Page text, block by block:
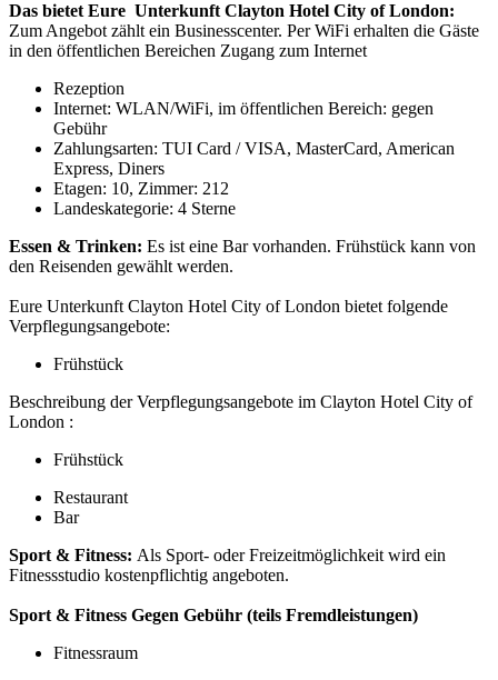
Das bietet Eure Unterkunft Clayton Hotel City of London:
Zum Angebot zählt ein Businesscenter. Per WiFi erhalten die Gäste
in den öffentlichen Bereichen Zugang zum Internet
Rezeption
Internet: WLAN/WiFi, im öffentlichen Bereich: gegen
Gebühr
Zahlungsarten: TUI Card / VISA, MasterCard, American
Express, Diners
Etagen: 10, Zimmer: 212
Landeskategorie: 4 Sterne
Essen & Trinken: Es ist eine Bar vorhanden. Frühstück kann von
den Reisenden gewählt werden.
Eure Unterkunft Clayton Hotel City of London bietet folgende
Verpflegungsangebote:
Frühstück
Beschreibung der Verpflegungsangebote im Clayton Hotel City of
London :
Frühstück
Restaurant
Bar
Sport & Fitness: Als Sport- oder Freizeitmöglichkeit wird ein
Fitnessstudio kostenpflichtig angeboten.
Sport & Fitness Gegen Gebühr (teils Fremdleistungen)
Fitnessraum